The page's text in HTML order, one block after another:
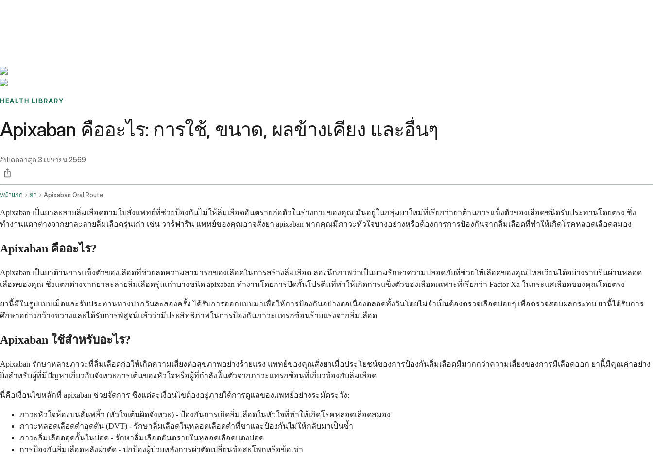
HEALTH LIBRARY
Apixaban คืออะไร: การใช้, ขนาด, ผลข้างเคียง และอื่นๆ
อัปเดตล่าสุด 3 เมษายน 2569
หน้าแรก ยา Apixaban Oral Route
Apixaban เป็นยาละลายลิ่มเลือดตามใบสั่งแพทย์ที่ช่วยป้องกันไม่ให้ลิ่มเลือดอันตรายก่อตัวในร่างกายของคุณ มันอยู่ในกลุ่มยาใหม่ที่เรียกว่ายาต้านการแข็งตัวของเลือดชนิดรับประทานโดยตรง ซึ่ง
ทำงานแตกต่างจากยาละลายลิ่มเลือดรุ่นเก่า เช่น วาร์ฟาริน แพทย์ของคุณอาจสั่งยา apixaban หากคุณมีภาวะหัวใจบางอย่างหรือต้องการการป้องกันจากลิ่มเลือดที่ทำให้เกิดโรคหลอดเลือดสมอง
Apixaban คืออะไร?
Apixaban เป็นยาต้านการแข็งตัวของเลือดที่ช่วยลดความสามารถของเลือดในการสร้างลิ่มเลือด ลองนึกภาพว่าเป็นยามรักษาความปลอดภัยที่ช่วยให้เลือดของคุณไหลเวียนได้อย่างราบรื่นผ่านหลอด
เลือดของคุณ ซึ่งแตกต่างจากยาละลายลิ่มเลือดรุ่นเก่าบางชนิด apixaban ทำงานโดยการปิดกั้นโปรตีนที่ทำให้เกิดการแข็งตัวของเลือดเฉพาะที่เรียกว่า Factor Xa ในกระแสเลือดของคุณโดยตรง
ยานี้มีในรูปแบบเม็ดและรับประทานทางปากวันละสองครั้ง ได้รับการออกแบบมาเพื่อให้การป้องกันอย่างต่อเนื่องตลอดทั้งวันโดยไม่จำเป็นต้องตรวจเลือดบ่อยๆ เพื่อตรวจสอบผลกระทบ ยานี้ได้รับการ
ศึกษาอย่างกว้างขวางและได้รับการพิสูจน์แล้วว่ามีประสิทธิภาพในการป้องกันภาวะแทรกซ้อนร้ายแรงจากลิ่มเลือด
Apixaban ใช้สำหรับอะไร?
Apixaban รักษาหลายภาวะที่ลิ่มเลือดก่อให้เกิดความเสี่ยงต่อสุขภาพอย่างร้ายแรง แพทย์ของคุณสั่งยาเมื่อประโยชน์ของการป้องกันลิ่มเลือดมีมากกว่าความเสี่ยงของการมีเลือดออก ยานี้มีคุณค่าอย่าง
ยิ่งสำหรับผู้ที่มีปัญหาเกี่ยวกับจังหวะการเต้นของหัวใจหรือผู้ที่กำลังฟื้นตัวจากภาวะแทรกซ้อนที่เกี่ยวข้องกับลิ่มเลือด
นี่คือเงื่อนไขหลักที่ apixaban ช่วยจัดการ ซึ่งแต่ละเงื่อนไขต้องอยู่ภายใต้การดูแลของแพทย์อย่างระมัดระวัง:
ภาวะหัวใจห้องบนสั่นพลิ้ว (หัวใจเต้นผิดจังหวะ) - ป้องกันการเกิดลิ่มเลือดในหัวใจที่ทำให้เกิดโรคหลอดเลือดสมอง
ภาวะหลอดเลือดดำอุดตัน (DVT) - รักษาลิ่มเลือดในหลอดเลือดดำที่ขาและป้องกันไม่ให้กลับมาเป็นซ้ำ
ภาวะลิ่มเลือดอุดกั้นในปอด - รักษาลิ่มเลือดอันตรายในหลอดเลือดแดงปอด
การป้องกันลิ่มเลือดหลังผ่าตัด - ปกป้องผู้ป่วยหลังการผ่าตัดเปลี่ยนข้อสะโพกหรือข้อเข่า